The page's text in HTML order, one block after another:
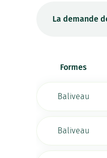
La demande
Formes
Baliveau
Baliveau